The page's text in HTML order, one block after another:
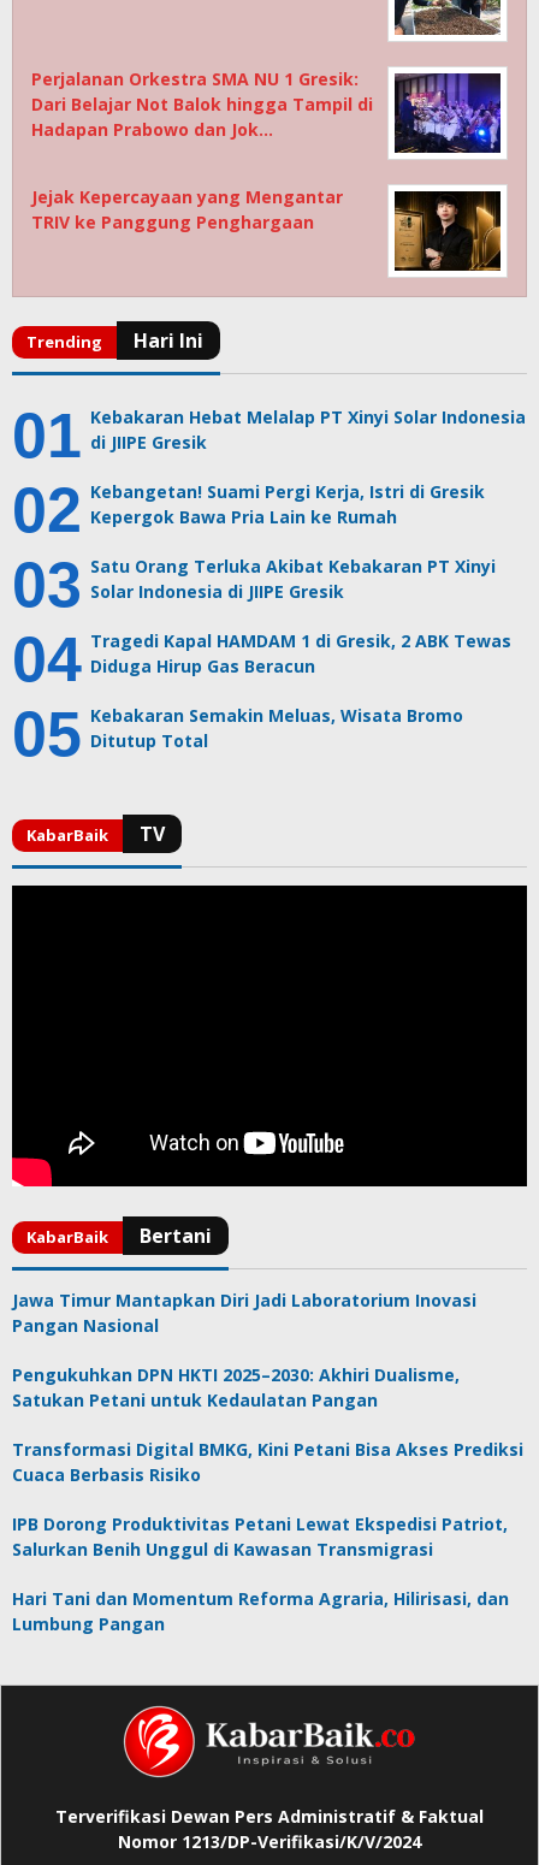
Perjalanan Orkestra SMA NU 1 Gresik:
Dari Belajar Not Balok hingga Tampil di
Hadapan Prabowo dan Jok…
Jejak Kepercayaan yang Mengantar
TRIV ke Panggung Penghargaan
Kebakaran Hebat Melalap PT Xinyi Solar Indonesia
di JIIPE Gresik
Kebangetan! Suami Pergi Kerja, Istri di Gresik
Kepergok Bawa Pria Lain ke Rumah
Satu Orang Terluka Akibat Kebakaran PT Xinyi
Solar Indonesia di JIIPE Gresik
Tragedi Kapal HAMDAM 1 di Gresik, 2 ABK Tewas
Diduga Hirup Gas Beracun
Kebakaran Semakin Meluas, Wisata Bromo
Ditutup Total
Jawa Timur Mantapkan Diri Jadi Laboratorium Inovasi
Pangan Nasional
Pengukuhkan DPN HKTI 2025–2030: Akhiri Dualisme,
Satukan Petani untuk Kedaulatan Pangan
Transformasi Digital BMKG, Kini Petani Bisa Akses Prediksi
Cuaca Berbasis Risiko
IPB Dorong Produktivitas Petani Lewat Ekspedisi Patriot,
Salurkan Benih Unggul di Kawasan Transmigrasi
Hari Tani dan Momentum Reforma Agraria, Hilirisasi, dan
Lumbung Pangan
Terverifikasi Dewan Pers Administratif & Faktual
Nomor 1213/DP-Verifikasi/K/V/2024